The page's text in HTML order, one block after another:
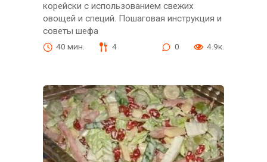
корейски с использованием свежих
овощей и специй. Пошаговая инструкция и
советы шефа
40 мин. 4 0 4.9к.